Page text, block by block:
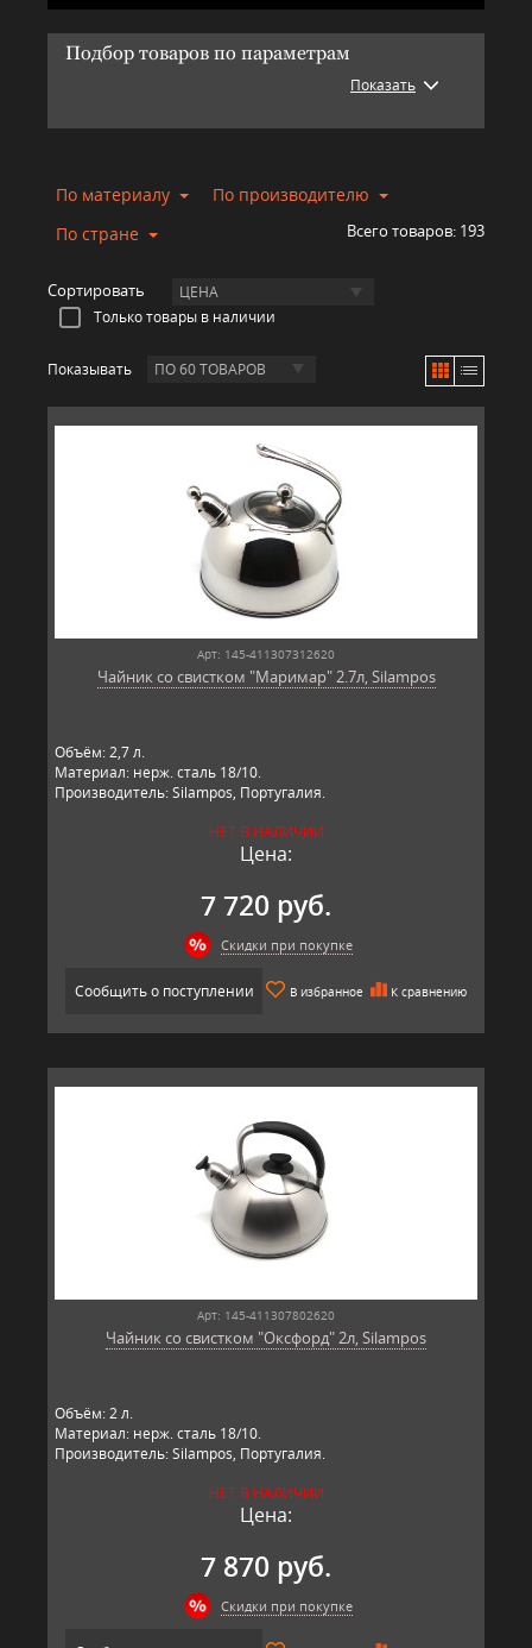
Подбор товаров по параметрам
Показать
По материалу
По производителю
По стране
Всего товаров: 193
Сортировать ЦЕНА
Только товары в наличии
Показывать ПО 60 ТОВАРОВ
Арт: 145-411307312620
Чайник со свистком "Маримар" 2.7л, Silampos
Объём: 2,7 л.
Материал: нерж. сталь 18/10.
Производитель: Silampos, Португалия.
НЕТ В НАЛИЧИИ
Цена:
7 720 руб.
Скидки при покупке
Сообщить о поступлении В избранное К сравнению
Арт: 145-411307802620
Чайник со свистком "Оксфорд" 2л, Silampos
Объём: 2 л.
Материал: нерж. сталь 18/10.
Производитель: Silampos, Португалия.
НЕТ В НАЛИЧИИ
Цена:
7 870 руб.
Скидки при покупке